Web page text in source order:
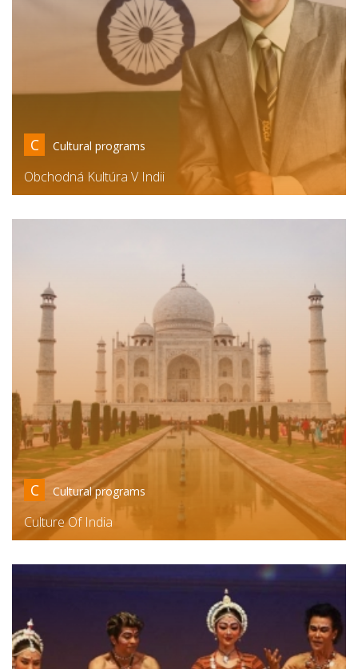
C Cultural programs
Obchodná Kultúra V Indii
C Cultural programs
Culture Of India